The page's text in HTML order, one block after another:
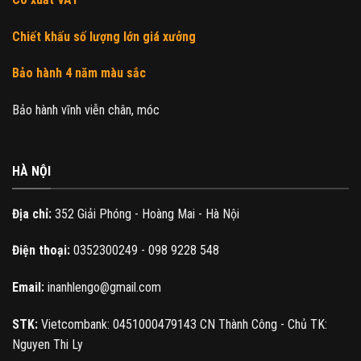
Chiết khấu số lượng lớn giá xưởng
Bảo hành 4 năm màu sắc
Bảo hành vĩnh viễn chân, móc
HÀ NỘI
Địa chỉ: 352 Giải Phóng - Hoàng Mai - Hà Nội
Điện thoại: 0352300249 - 098 9228 548
Email: inanhlengo@gmail.com
STK: Vietcombank: 0451000479143 CN Thành Công - Chủ TK:
Nguyen Thi Ly